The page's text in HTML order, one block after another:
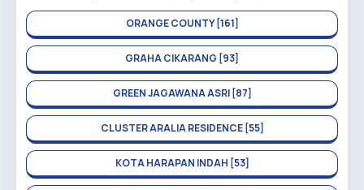
ORANGE COUNTY [161]
GRAHA CIKARANG [93]
GREEN JAGAWANA ASRI [87]
CLUSTER ARALIA RESIDENCE [55]
KOTA HARAPAN INDAH [53]